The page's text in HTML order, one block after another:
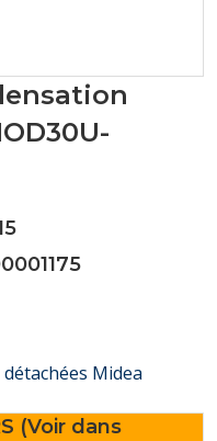
détachées Midea
(Voir dans